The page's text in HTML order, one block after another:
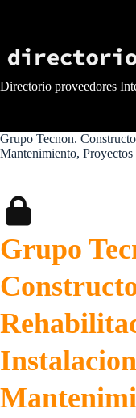
Directorio proveedores
Grupo Tecnon.
Mantenimiento,
Grupo